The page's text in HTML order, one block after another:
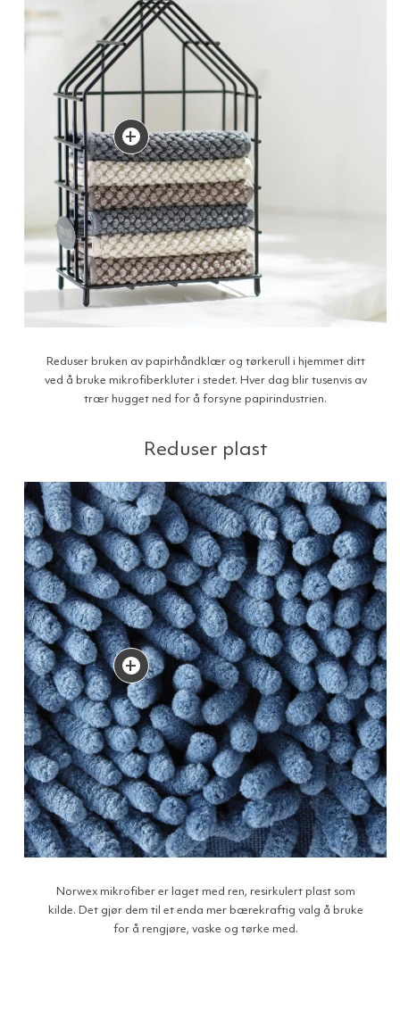
+
Reduser bruken av papirhåndklær og tørkerull i hjemmet ditt
ved å bruke mikrofiberkluter i stedet. Hver dag blir tusenvis av
trær hugget ned for å forsyne papirindustrien.
Reduser plast
+
Norwex mikrofiber er laget med ren, resirkulert plast som
kilde. Det gjør dem til et enda mer bærekraftig valg å bruke
for å rengjøre, vaske og tørke med.